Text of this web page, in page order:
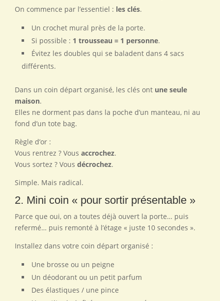
On commence par l’essentiel : les clés.
Un crochet mural près de la porte.
Si possible : 1 trousseau = 1 personne.
Évitez les doubles qui se baladent dans 4 sacs
différents.
Dans un coin départ organisé, les clés ont une seule
maison.
Elles ne dorment pas dans la poche d’un manteau, ni au
fond d’un tote bag.
Règle d’or :
Vous rentrez ? Vous accrochez.
Vous sortez ? Vous décrochez.
Simple. Mais radical.
2. Mini coin « pour sortir présentable »
Parce que oui, on a toutes déjà ouvert la porte… puis
refermé… puis remonté à l’étage « juste 10 secondes ».
Installez dans votre coin départ organisé :
Une brosse ou un peigne
Un déodorant ou un petit parfum
Des élastiques / une pince